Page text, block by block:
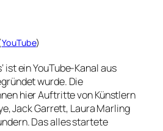
YouTube)
ist ein YouTube-Kanal aus
wurde. Die
hier Auftritte von Künstlern
Jack Garrett, Laura Marling
Das alles startete